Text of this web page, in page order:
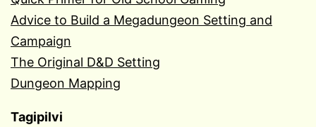
Advice to Build a Megadungeon Setting and
Campaign
The Original D&D Setting
Dungeon Mapping
Tagipilvi